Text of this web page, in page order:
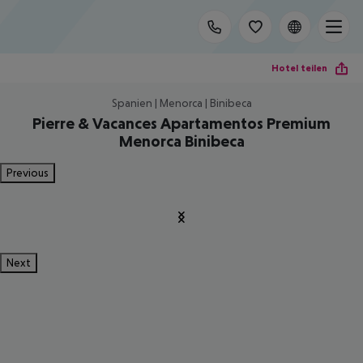
Hotel teilen
Spanien | Menorca | Binibeca
Pierre & Vacances Apartamentos Premium
Menorca Binibeca
Previous
Next